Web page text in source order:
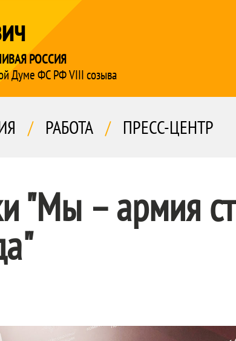
РОССИЯ
Думе ФС РФ VIII созыва
/ РАБОТА / ПРЕСС-ЦЕНТР
"Мы – армия